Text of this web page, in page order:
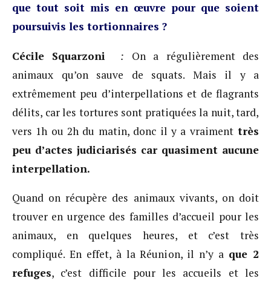
que tout soit mis en œuvre pour que soient
poursuivis les tortionnaires ?
Cécile Squarzoni : On a régulièrement des
animaux qu’on sauve de squats. Mais il y a
extrêmement peu d’interpellations et de flagrants
délits, car les tortures sont pratiquées la nuit, tard,
vers 1h ou 2h du matin, donc il y a vraimenttrès
peu d’actes judiciarisés car quasiment aucune
interpellation.
Quand on récupère des animaux vivants, on doit
trouver en urgence des familles d’accueil pour les
animaux, en quelques heures, et c’est très
compliqué. En effet, à la Réunion, il n’y a que 2
refuges, c’est difficile pour les accueils et les